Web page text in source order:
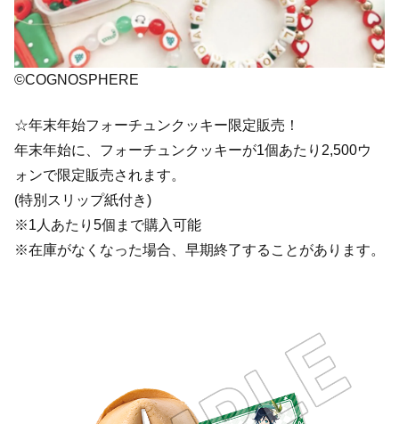
©COGNOSPHERE
☆年末年始フォーチュンクッキー限定販売！
年末年始に、フォーチュンクッキーが1個あたり2,500ウ
ォンで限定販売されます。
(特別スリップ紙付き)
※1人あたり5個まで購入可能
※在庫がなくなった場合、早期終了することがあります。